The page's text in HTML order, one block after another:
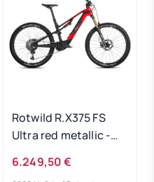
Rotwild R.X375 FS
Ultra red metallic -
6.249,50 €